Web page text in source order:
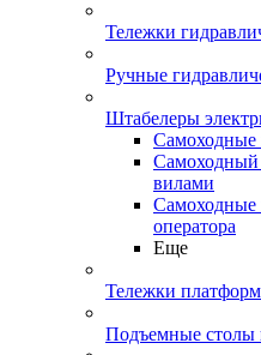
Тележки
Ручные
Штабелеры
Самоходные
Самоходный
вилами
Самоходные
оператора
Еще
Тележки
Подъемные столы